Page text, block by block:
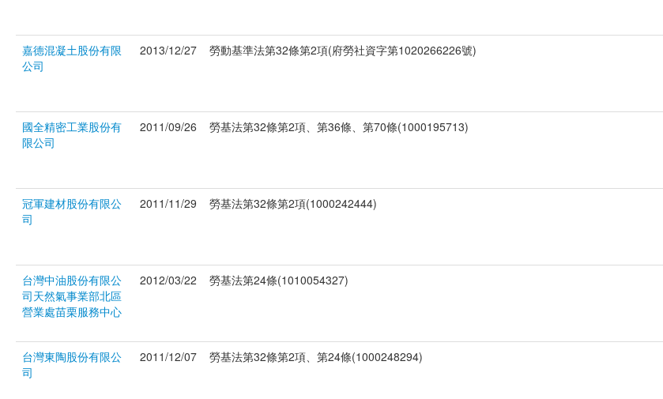
嘉德混凝土股份有限
公司
2013/12/27 勞動基準法第32條第2項(府勞社資字第1020266226號)
國全精密工業股份有
限公司
2011/09/26 勞基法第32條第2項、第36條、第70條(1000195713)
冠軍建材股份有限公
司
2011/11/29 勞基法第32條第2項(1000242444)
台灣中油股份有限公
司天然氣事業部北區
營業處苗栗服務中心
2012/03/22 勞基法第24條(1010054327)
台灣東陶股份有限公
司
2011/12/07 勞基法第32條第2項、第24條(1000248294)